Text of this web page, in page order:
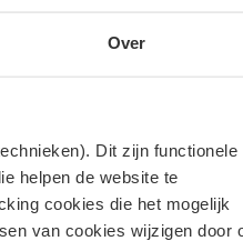
Over
Dit zijn functionele
helpen de website te
cookies die het mogelijk
van cookies wijzigen door